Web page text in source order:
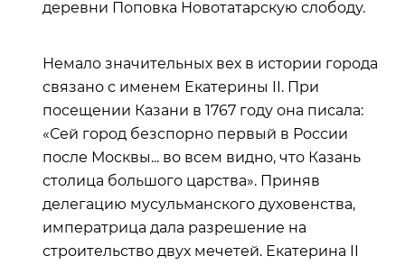
деревни Поповка Новотатарскую слободу.
Немало значительных вех в истории города
связано с именем Екатерины II. При
посещении Казани в 1767 году она писала:
«Сей город безспорно первый в России
после Москвы... во всем видно, что Казань
столица большого царства». Приняв
делегацию мусульманского духовенства,
императрица дала разрешение на
строительство двух мечетей. Екатерина II